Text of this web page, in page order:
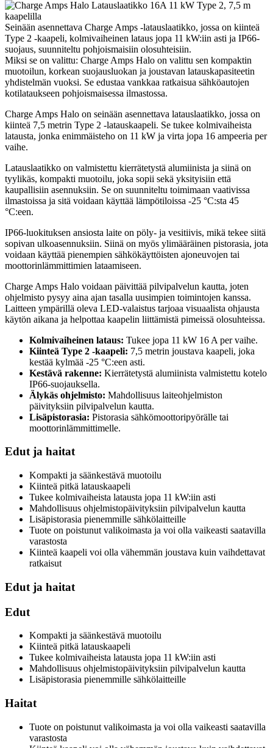
Seinään asennettava Charge Amps -latauslaatikko, jossa on kiinteä
Type 2 -kaapeli, kolmivaiheinen lataus jopa 11 kW:iin asti ja IP66-
suojaus, suunniteltu pohjoismaisiin olosuhteisiin.
Miksi se on valittu: Charge Amps Halo on valittu sen kompaktin
muotoilun, korkean suojausluokan ja joustavan latauskapasiteetin
yhdistelmän vuoksi. Se edustaa vankkaa ratkaisua sähköautojen
kotilataukseen pohjoismaisessa ilmastossa.
Charge Amps Halo on seinään asennettava latauslaatikko, jossa on
kiinteä 7,5 metrin Type 2 -latauskaapeli. Se tukee kolmivaiheista
latausta, jonka enimmäisteho on 11 kW ja virta jopa 16 ampeeria per
vaihe.
Latauslaatikko on valmistettu kierrätetystä alumiinista ja siinä on
tyylikäs, kompakti muotoilu, joka sopii sekä yksityisiin että
kaupallisiin asennuksiin. Se on suunniteltu toimimaan vaativissa
ilmastoissa ja sitä voidaan käyttää lämpötiloissa -25 °C:sta 45
°C:een.
IP66-luokituksen ansiosta laite on pöly- ja vesitiivis, mikä tekee siitä
sopivan ulkoasennuksiin. Siinä on myös ylimääräinen pistorasia, jota
voidaan käyttää pienempien sähkökäyttöisten ajoneuvojen tai
moottorinlämmittimien lataamiseen.
Charge Amps Halo voidaan päivittää pilvipalvelun kautta, joten
ohjelmisto pysyy aina ajan tasalla uusimpien toimintojen kanssa.
Laitteen ympärillä oleva LED-valaistus tarjoaa visuaalista ohjausta
käytön aikana ja helpottaa kaapelin liittämistä pimeissä olosuhteissa.
Kolmivaiheinen lataus: Tukee jopa 11 kW 16 A per vaihe.
Kiinteä Type 2 -kaapeli: 7,5 metrin joustava kaapeli, joka
kestää kylmää -25 °C:een asti.
Kestävä rakenne: Kierrätetystä alumiinista valmistettu kotelo
IP66-suojauksella.
Älykäs ohjelmisto: Mahdollisuus laiteohjelmiston
päivityksiin pilvipalvelun kautta.
Lisäpistorasia: Pistorasia sähkömoottoripyörälle tai
moottorinlämmittimelle.
Edut ja haitat
Kompakti ja säänkestävä muotoilu
Kiinteä pitkä latauskaapeli
Tukee kolmivaiheista latausta jopa 11 kW:iin asti
Mahdollisuus ohjelmistopäivityksiin pilvipalvelun kautta
Lisäpistorasia pienemmille sähkölaitteille
Tuote on poistunut valikoimasta ja voi olla vaikeasti saatavilla
varastosta
Kiinteä kaapeli voi olla vähemmän joustava kuin vaihdettavat
ratkaisut
Edut ja haitat
Edut
Kompakti ja säänkestävä muotoilu
Kiinteä pitkä latauskaapeli
Tukee kolmivaiheista latausta jopa 11 kW:iin asti
Mahdollisuus ohjelmistopäivityksiin pilvipalvelun kautta
Lisäpistorasia pienemmille sähkölaitteille
Haitat
Tuote on poistunut valikoimasta ja voi olla vaikeasti saatavilla
varastosta